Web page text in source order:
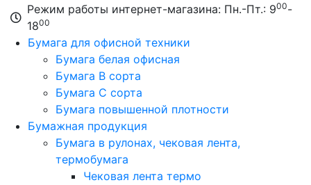
Режим работы интернет-магазина: Пн.-Пт.: 900-
1800
Бумага для офисной техники
Бумага белая офисная
Бумага B сорта
Бумага C сорта
Бумага повышенной плотности
Бумажная продукция
Бумага в рулонах, чековая лента,
термобумага
Чековая лента термо